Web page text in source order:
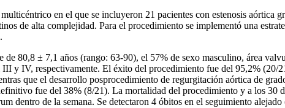
en el que se incluyeron 21 pacientes con estenosis aórtica
de alta complejidad. Para el procedimiento se implementó una
de 80,8 ± 7,1 años (rango: 63-90), el 57% de sexo masculino, área
III y IV, respectivamente. El éxito del procedimiento fue del 95,2%
que el desarrollo posprocedimiento de regurgitación aórtica de
fue del 38% (8/21). La mortalidad del procedimiento y a los 30
dentro de la semana. Se detectaron 4 óbitos en el seguimiento